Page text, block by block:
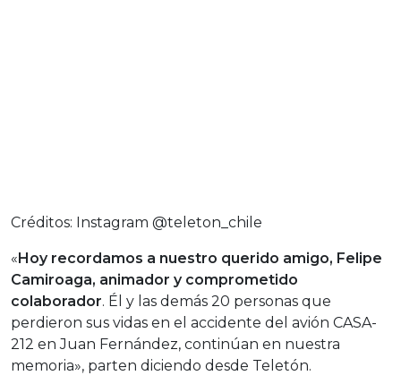
Créditos: Instagram @teleton_chile
« Hoy recordamos a nuestro querido amigo, Felipe
Camiroaga, animador y comprometido
colaborador. Él y las demás 20 personas que
perdieron sus vidas en el accidente del avión CASA-
212 en Juan Fernández, continúan en nuestra
memoria», parten diciendo desde Teletón.